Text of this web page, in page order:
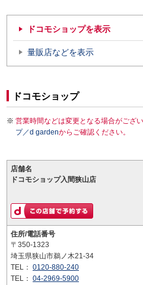
ドコモショップを表示
量販店などを表示
ドコモショップ
営業時間などは変更となる場合がござ
プ／d gardenからご確認ください。
店舗名
ドコモショップ入間狭山店
住所/電話番号
〒350-1323
埼玉県狭山市鵜ノ木21-34
TEL： 0120-880-240
TEL： 04-2969-5900